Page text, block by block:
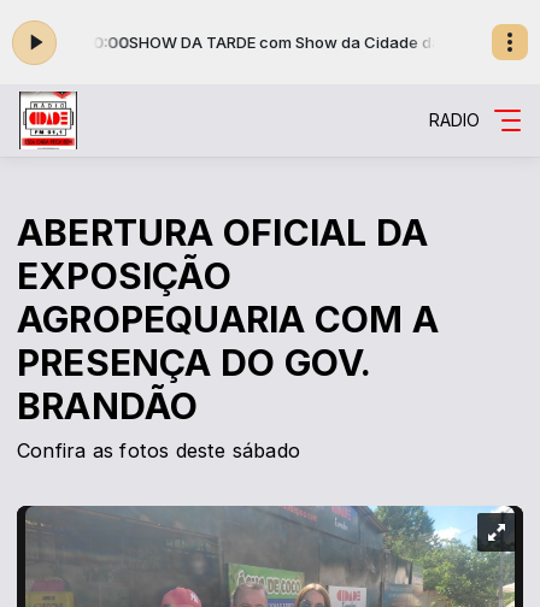
às 10:00SHOW DA TARDE com Show da Cidade das 08:30 às
RADIO
ABERTURA OFICIAL DA
EXPOSIÇÃO
AGROPEQUARIA COM A
PRESENÇA DO GOV.
BRANDÃO
Confira as fotos deste sábado